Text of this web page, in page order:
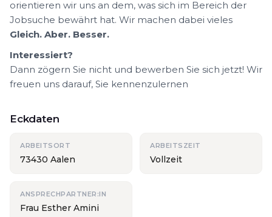
orientieren wir uns an dem, was sich im Bereich der
Jobsuche bewährt hat. Wir machen dabei vieles
Gleich. Aber. Besser.
Interessiert?
Dann zögern Sie nicht und bewerben Sie sich jetzt! Wir
freuen uns darauf, Sie kennenzulernen
Eckdaten
ARBEITSORT
73430 Aalen
ARBEITSZEIT
Vollzeit
ANSPRECHPARTNER:IN
Frau Esther Amini